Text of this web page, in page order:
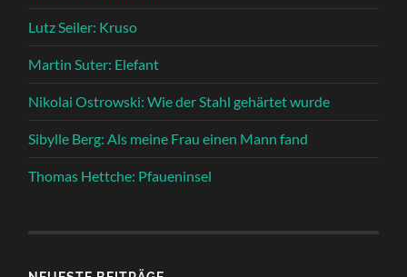
Lutz Seiler: Kruso
Martin Suter: Elefant
Nikolai Ostrowski: Wie der Stahl gehärtet wurde
Sibylle Berg: Als meine Frau einen Mann fand
Thomas Hettche: Pfaueninsel